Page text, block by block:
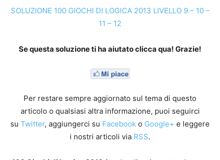
SOLUZIONE 100 GIOCHI DI LOGICA 2013 LIVELLO 9 – 10 –
11 – 12
Se questa soluzione ti ha aiutato clicca qua! Grazie!
Per restare sempre aggiornato sul tema di questo
articolo o qualsiasi altra informazione, puoi seguirci
su Twitter, aggiungerci su Facebook o Google+ e leggere
i nostri articoli via RSS.